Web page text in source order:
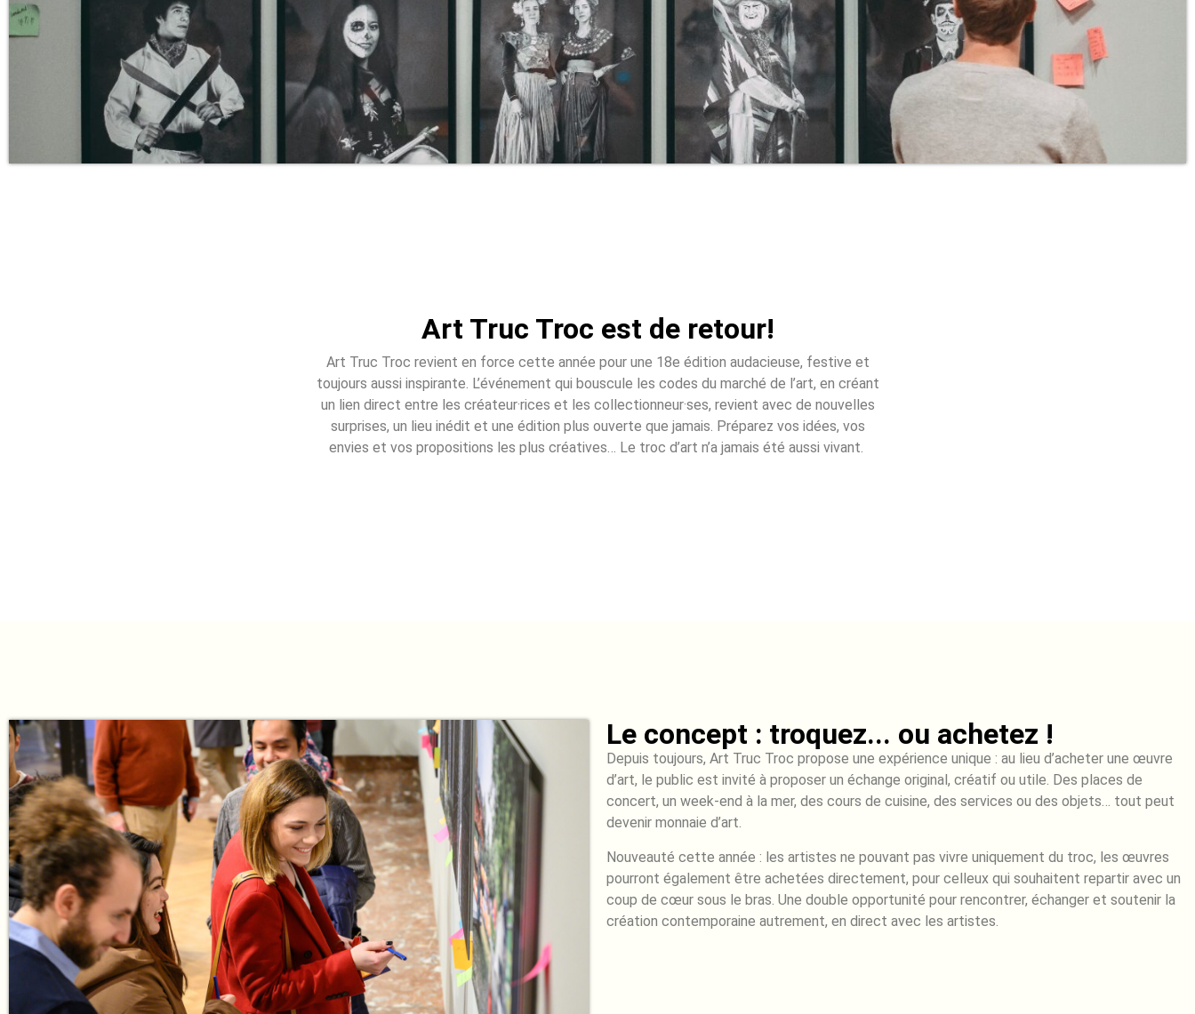
Art Truc Troc est de retour!
Art Truc Troc revient en force cette année pour une 18e édition audacieuse, festive et
toujours aussi inspirante. L’événement qui bouscule les codes du marché de l’art, en créant
un lien direct entre les créateur·rices et les collectionneur·ses, revient avec de nouvelles
surprises, un lieu inédit et une édition plus ouverte que jamais. Préparez vos idées, vos
envies et vos propositions les plus créatives… Le troc d’art n’a jamais été aussi vivant.
Le concept : troquez... ou achetez !
Depuis toujours, Art Truc Troc propose une expérience unique : au lieu d’acheter une œuvre
d’art, le public est invité à proposer un échange original, créatif ou utile. Des places de
concert, un week-end à la mer, des cours de cuisine, des services ou des objets… tout peut
devenir monnaie d’art.
Nouveauté cette année : les artistes ne pouvant pas vivre uniquement du troc, les œuvres
pourront également être achetées directement, pour celleux qui souhaitent repartir avec un
coup de cœur sous le bras. Une double opportunité pour rencontrer, échanger et soutenir la
création contemporaine autrement, en direct avec les artistes.